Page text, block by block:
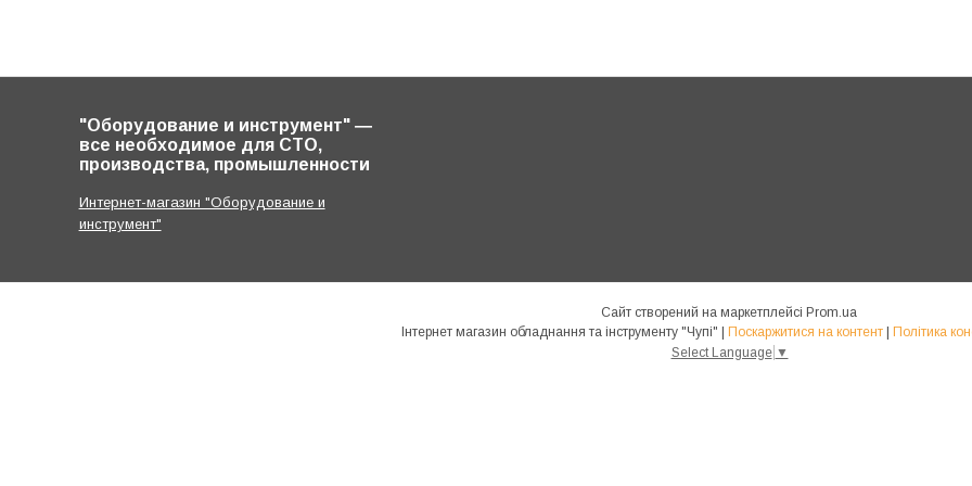
"Оборудование и инструмент" ―
все необходимое для СТО,
производства, промышленности
Интернет-магазин "Оборудование и
инструмент"
Сайт створений на маркетплейсі Prom.ua
Інтернет магазин обладнання та інструменту "Чупі" | Поскаржитися на контент | Політика
Select Language ▼